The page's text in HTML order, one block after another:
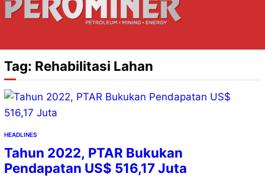
Tag: Rehabilitasi Lahan
HEADLINES
Tahun 2022, PTAR Bukukan
Pendapatan US$ 516,17 Juta